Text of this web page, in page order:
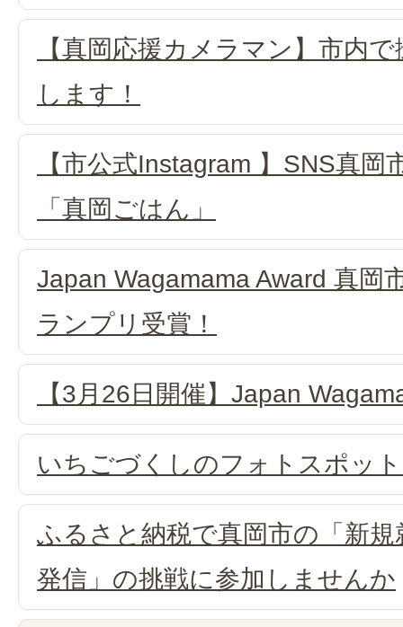
【真岡応援カメラマン】市内
します！
【市公式Instagram 】SNS真岡
「真岡ごはん」
Japan Wagamama Award 真岡
ランプリ受賞！
【3月26日開催】Japan
いちごづくしのフォトスポッ
ふるさと納税で真岡市の「新
発信」の挑戦に参加しませんか